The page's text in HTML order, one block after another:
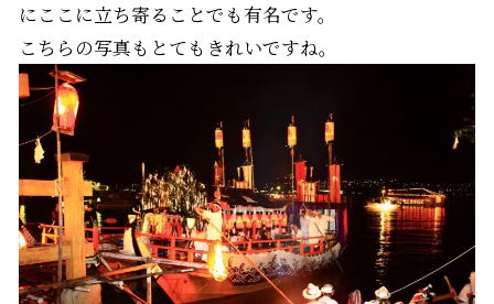
にここに立ち寄ることでも有名です。
こちらの写真もとてもきれいですね。